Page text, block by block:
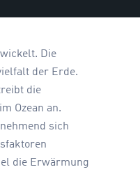
Die
der Erde.
die
Ozean an.
sich
die Erwärmung